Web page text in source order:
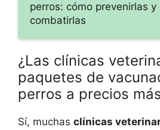
perros: cómo prevenirlas y
combatirlas
¿Las clínicas
paquetes de
perros a precios
Sí, muchas clínicas